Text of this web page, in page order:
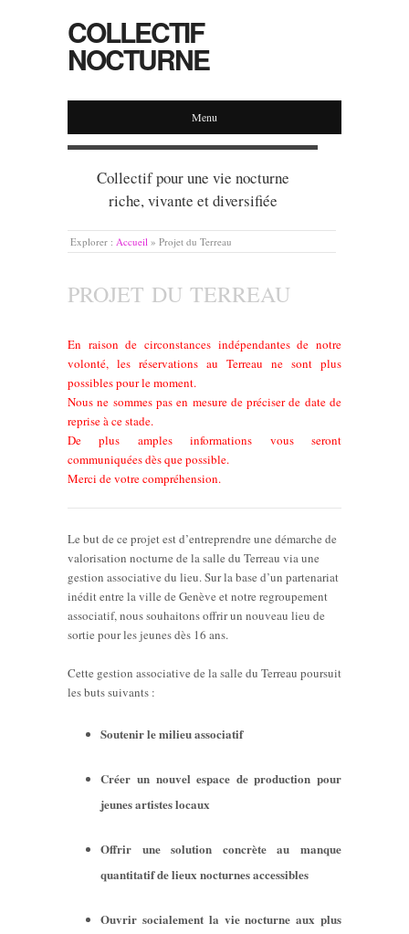
COLLECTIF
NOCTURNE
Menu
Collectif pour une vie nocturne
riche, vivante et diversifiée
Explorer : Accueil » Projet du Terreau
PROJET DU TERREAU
En raison de circonstances indépendantes de notre
volonté, les réservations au Terreau ne sont plus
possibles pour le moment.
Nous ne sommes pas en mesure de préciser de date de
reprise à ce stade.
De plus amples informations vous seront
communiquées dès que possible.
Merci de votre compréhension.
Le but de ce projet est d’entreprendre une démarche de
valorisation nocturne de la salle du Terreau via une
gestion associative du lieu. Sur la base d’un partenariat
inédit entre la ville de Genève et notre regroupement
associatif, nous souhaitons offrir un nouveau lieu de
sortie pour les jeunes dès 16 ans.
Cette gestion associative de la salle du Terreau poursuit
les buts suivants :
Soutenir le milieu associatif
Créer un nouvel espace de production pour
jeunes artistes locaux
Offrir une solution concrète au manque
quantitatif de lieux nocturnes accessibles
Ouvrir socialement la vie nocturne aux plus